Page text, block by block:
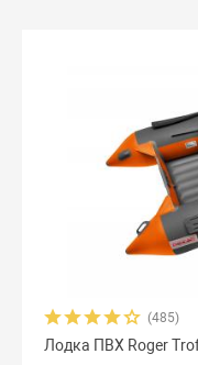
(485)
Лодка ПВХ Roger